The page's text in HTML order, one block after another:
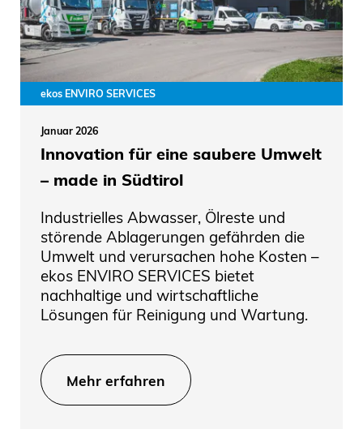
ekos ENVIRO SERVICES
Januar 2026
Innovation für eine saubere Umwelt
– made in Südtirol
Industrielles Abwasser, Ölreste und
störende Ablagerungen gefährden die
Umwelt und verursachen hohe Kosten –
ekos ENVIRO SERVICES bietet
nachhaltige und wirtschaftliche
Lösungen für Reinigung und Wartung.
Mehr erfahren